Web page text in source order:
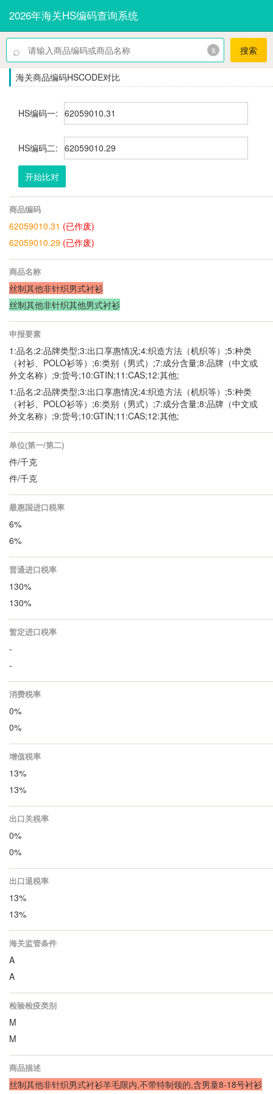
2026年海关HS编码查询系统
⌕ x 搜索
海关商品编码HSCODE对比
HS编码一:
HS编码二:
开始比对
商品编码
62059010.31 (已作废)
62059010.29 (已作废)
商品名称
丝制其他非针织男式衬衫
丝制其他非针织其他男式衬衫
申报要素
1:品名;2:品牌类型;3:出口享惠情况;4:织造方法（机织等）;5:种类
（衬衫、POLO衫等）;6:类别（男式）;7:成分含量;8:品牌（中文或
外文名称）;9:货号;10:GTIN;11:CAS;12:其他;
1:品名;2:品牌类型;3:出口享惠情况;4:织造方法（机织等）;5:种类
（衬衫、POLO衫等）;6:类别（男式）;7:成分含量;8:品牌（中文或
外文名称）;9:货号;10:GTIN;11:CAS;12:其他;
单位(第一/第二)
件/千克
件/千克
最惠国进口税率
6%
6%
普通进口税率
130%
130%
暂定进口税率
-
-
消费税率
0%
0%
增值税率
13%
13%
出口关税率
0%
0%
出口退税率
13%
13%
海关监管条件
A
A
检验检疫类别
M
M
商品描述
丝制其他非针织男式衬衫羊毛限内,不带特制领的,含男童8-18号衬衫